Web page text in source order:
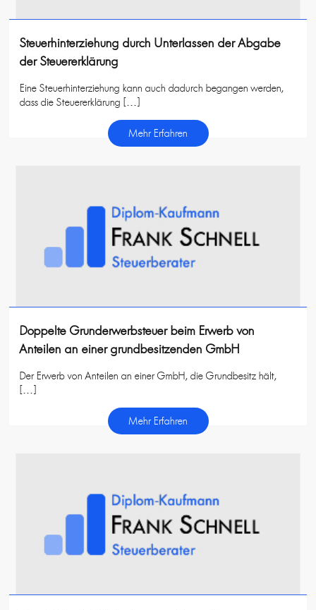
Steuerhinterziehung durch Unterlassen der Abgabe
der Steuererklärung
Eine Steuerhinterziehung kann auch dadurch begangen werden,
dass die Steuererklärung […]
Mehr Erfahren
Doppelte Grunderwerbsteuer beim Erwerb von
Anteilen an einer grundbesitzenden GmbH
Der Erwerb von Anteilen an einer GmbH, die Grundbesitz hält,
[…]
Mehr Erfahren